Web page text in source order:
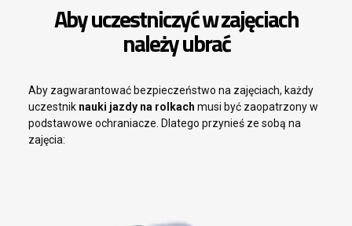
Aby uczestniczyć w zajęciach
należy ubrać
Aby zagwarantować bezpieczeństwo na zajęciach, każdy
uczestnik nauki jazdy na rolkach musi być zaopatrzony w
podstawowe ochraniacze. Dlatego przynieś ze sobą na
zajęcia: